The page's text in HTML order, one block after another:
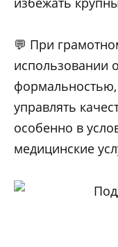
💬 При
использовании
управлять
особенно в
медицинские